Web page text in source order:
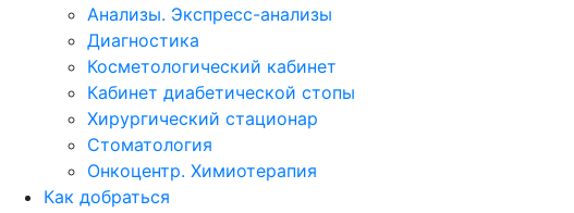
Анализы. Экспресс-анализы
Диагностика
Косметологический кабинет
Кабинет диабетической стопы
Хирургический стационар
Стоматология
Онкоцентр. Химиотерапия
Как добраться